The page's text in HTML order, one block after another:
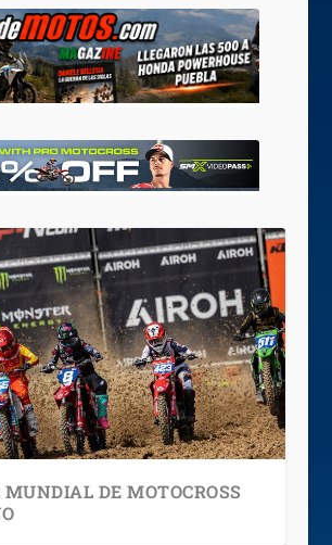
DE MOTOCROSS